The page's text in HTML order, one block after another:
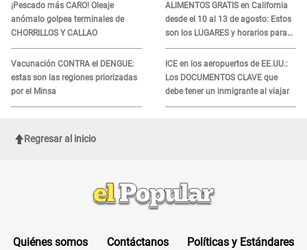
¡Pescado más CARO! Oleaje
anómalo golpea terminales de
CHORRILLOS Y CALLAO
Vacunación CONTRA el DENGUE:
estas son las regiones priorizadas
por el Minsa
ALIMENTOS GRATIS en California
desde el 10 al 13 de agosto: Estos
son los LUGARES y horarios para
recibir la ayuda
ICE en los aeropuertos de EE.UU.:
Los DOCUMENTOS CLAVE que
debe tener un inmigrante al viajar
Regresar al inicio
Quiénes somos Contáctanos
Políticas y Estándares